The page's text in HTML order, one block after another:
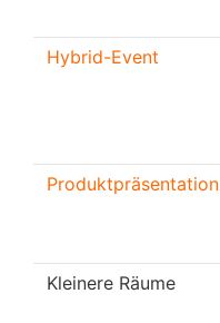
Hybrid-Event
Produktpräsentation
Kleinere Räume